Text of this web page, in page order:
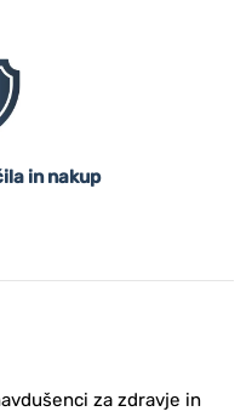
in nakup
za zdravje in